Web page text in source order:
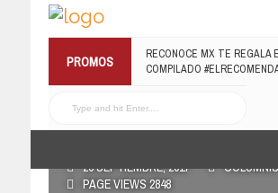
PROMOS
RECONOCE MX TE REGALA
COMPILADO
26 SEPTIEMBRE, 2017
PAGE VIEWS 2848